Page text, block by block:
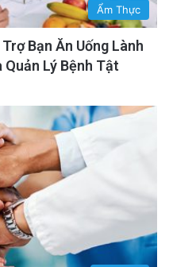
Ẩm Thực
Bạn Ăn Uống Lành
Lý Bệnh Tật